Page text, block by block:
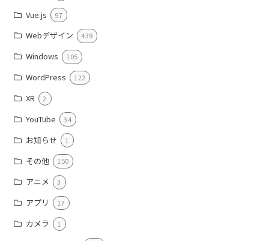
Vue.js 97
Webデザイン 439
Windows 105
WordPress 122
XR 2
YouTube 34
お知らせ 1
その他 150
アニメ 3
アプリ 17
カメラ 1